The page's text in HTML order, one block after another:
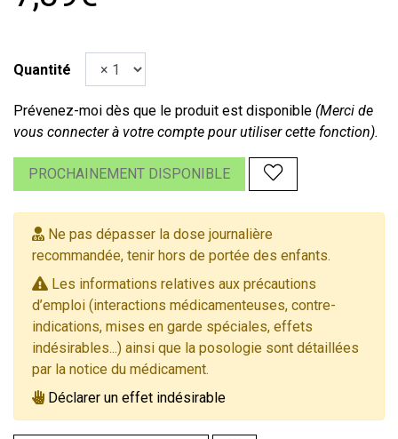
Quantité
Prévenez-moi dès que le produit est disponible (Merci de
vous connecter à votre compte pour utiliser cette fonction).
PROCHAINEMENT DISPONIBLE
Ne pas dépasser la dose journalière
recommandée, tenir hors de portée des enfants.
Les informations relatives aux précautions
d’emploi (interactions médicamenteuses, contre-
indications, mises en garde spéciales, effets
indésirables...) ainsi que la posologie sont détaillées
par la notice du médicament.
Déclarer un effet indésirable